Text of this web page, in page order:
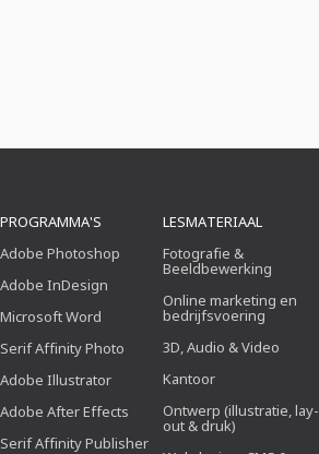
PROGRAMMA'S
Adobe Photoshop
Adobe InDesign
Microsoft Word
Serif Affinity Photo
Adobe Illustrator
Adobe After Effects
Serif Affinity Publisher
LESMATERIAAL
Fotografie &
Beeldbewerking
Online marketing en
bedrijfsvoering
3D, Audio & Video
Kantoor
Ontwerp (illustratie, lay-
out & druk)